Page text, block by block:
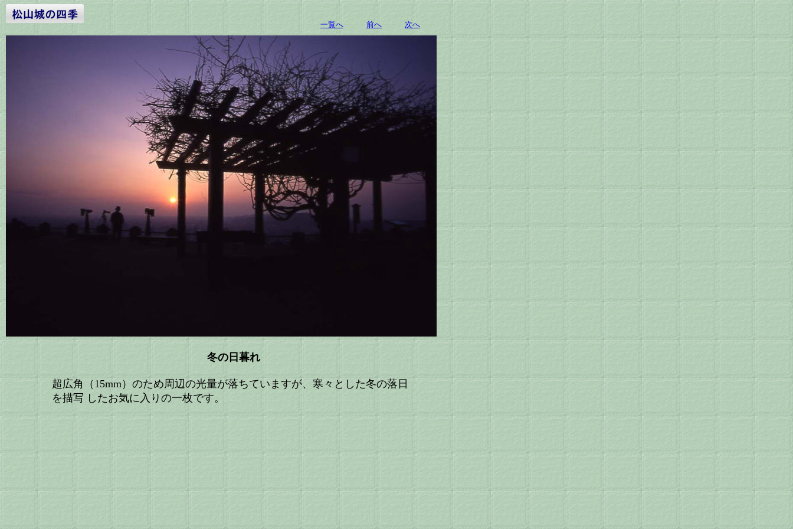
冬の日暮れ
超広角（15mm）のため周辺の光量が落ちていますが、寒々とした冬の落日
を描写 したお気に入りの一枚です。
一覧へ 前へ 次へ